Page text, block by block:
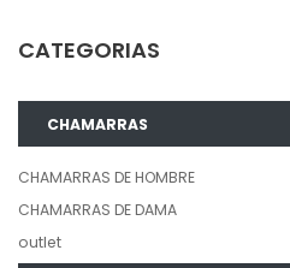
CATEGORIAS
CHAMARRAS
CHAMARRAS DE HOMBRE
CHAMARRAS DE DAMA
outlet